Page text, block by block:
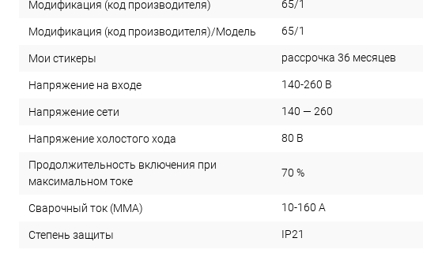
Модификация (код производителя) 65/1
Модификация (код производителя)/Модель 65/1
Мои стикеры рассрочка 36 месяцев
Напряжение на входе 140-260 В
Напряжение сети 140 — 260
Напряжение холостого хода 80 В
Продолжительность включения при
максимальном токе
70 %
Сварочный ток (MMA) 10-160 А
Степень защиты IP21